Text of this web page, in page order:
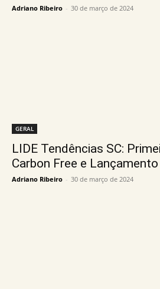
Adriano Ribeiro - 30 de março de 2024
GERAL
LIDE Tendências SC:
Carbon Free e
Adriano Ribeiro - 30 de março de 2024